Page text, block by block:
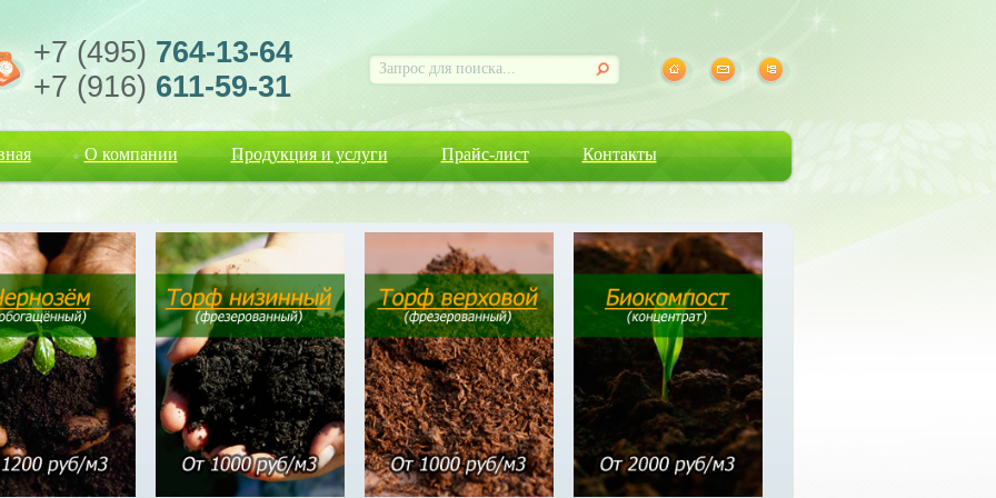
+7 (495) 764-13-64
+7 (916) 611-59-31
О компании Продукция и услуги Прайс-лист Контакты